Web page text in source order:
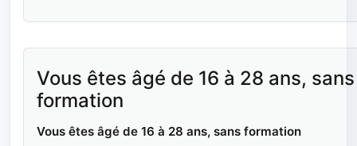
Vous êtes âgé de 16 à 28 ans, sans
formation
Vous êtes âgé de 16 à 28 ans, sans formation